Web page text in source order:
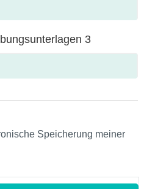
3
Speicherung meiner